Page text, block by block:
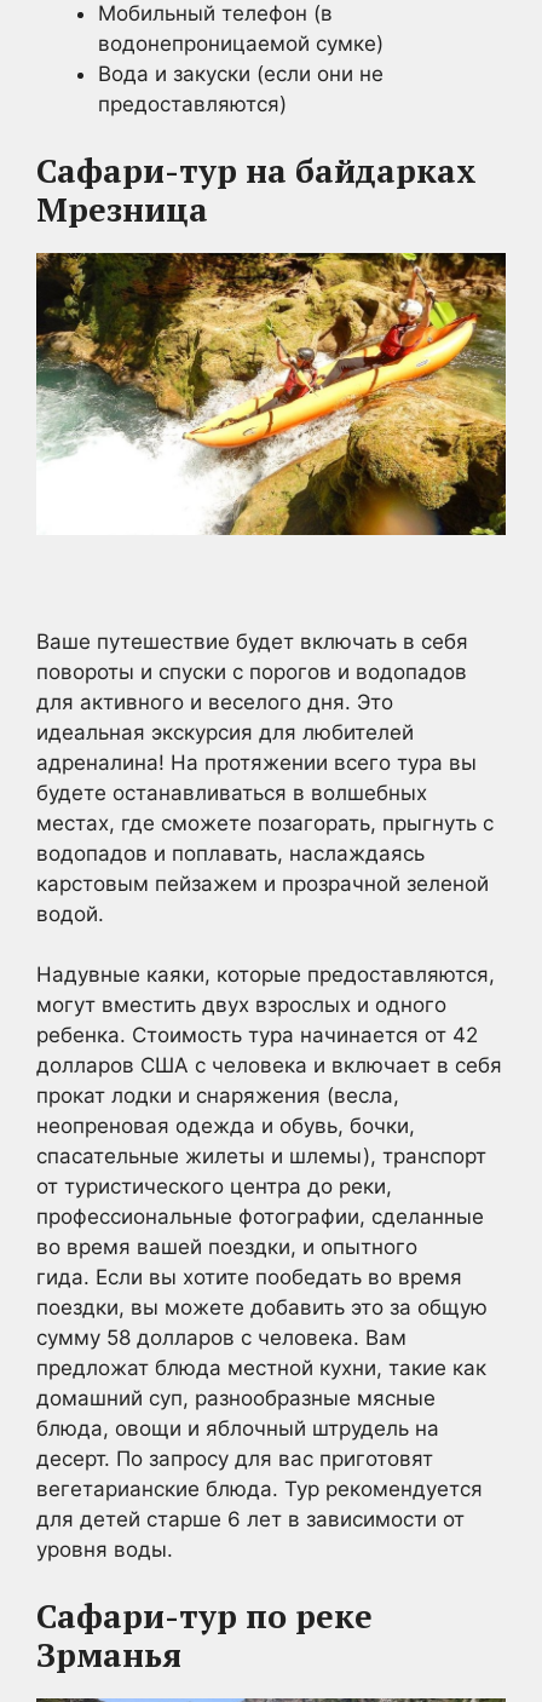
Мобильный телефон (в
водонепроницаемой сумке)
Вода и закуски (если они не
предоставляются)
Сафари-тур на байдарках
Мрезница
Ваше путешествие будет включать в себя
повороты и спуски с порогов и водопадов
для активного и веселого дня. Это
идеальная экскурсия для любителей
адреналина! На протяжении всего тура вы
будете останавливаться в волшебных
местах, где сможете позагорать, прыгнуть с
водопадов и поплавать, наслаждаясь
карстовым пейзажем и прозрачной зеленой
водой.
Надувные каяки, которые предоставляются,
могут вместить двух взрослых и одного
ребенка. Стоимость тура начинается от 42
долларов США с человека и включает в себя
прокат лодки и снаряжения (весла,
неопреновая одежда и обувь, бочки,
спасательные жилеты и шлемы), транспорт
от туристического центра до реки,
профессиональные фотографии, сделанные
во время вашей поездки, и опытного
гида. Если вы хотите пообедать во время
поездки, вы можете добавить это за общую
сумму 58 долларов с человека. Вам
предложат блюда местной кухни, такие как
домашний суп, разнообразные мясные
блюда, овощи и яблочный штрудель на
десерт. По запросу для вас приготовят
вегетарианские блюда. Тур рекомендуется
для детей старше 6 лет в зависимости от
уровня воды.
Сафари-тур по реке
Зрманья